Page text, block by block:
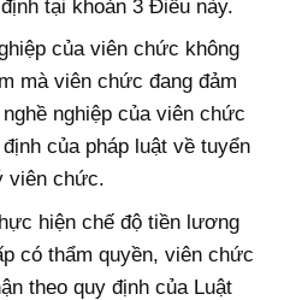
tại khoản 3 Điều này.
của viên chức không
mà viên chức đang đảm
nghiệp của viên chức
của pháp luật về tuyển
viên chức.
hiện chế độ tiền lương
có thẩm quyền, viên chức
theo quy định của Luật